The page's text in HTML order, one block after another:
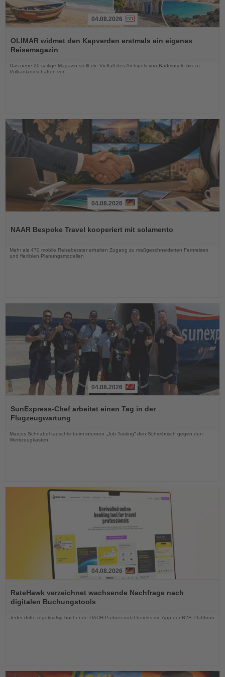
Sie
die
Nachrichten
04.08.2026
OLIMAR widmet den Kapverden erstmals ein eigenes
Reisemagazin
Das neue 20-seitige Magazin stellt die Vielfalt des Archipels von Badeinseln bis zu
Vulkanlandschaften vor
die
04.08.2026
NAAR Bespoke Travel kooperiert mit solamento
Mehr als 470 mobile Reiseberater erhalten Zugang zu maßgeschneiderten Fernreisen
und flexiblen Planungsmodellen
Sie
die
Nachrichten
04.08.2026
SunExpress-Chef arbeitet einen Tag in der
Flugzeugwartung
Marcus Schnabel tauschte beim internen „Job Tasting“ den Schreibtisch gegen den
Werkzeugkasten
Sie
die
Nachrichten
04.08.2026
RateHawk verzeichnet wachsende Nachfrage nach
digitalen Buchungstools
Jeder dritte regelmäßig buchende DACH-Partner nutzt bereits die App der B2B-Plattform